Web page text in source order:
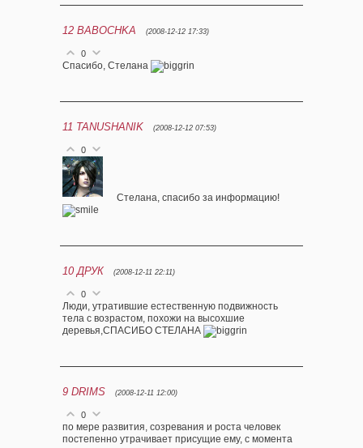
12 BABOCHKA (2008-12-12 17:33)
0
Спасибо, Стелана
11 TANUSHANIK (2008-12-12 07:53)
0
Стелана, спасибо за информацию!
10 ДРУК (2008-12-11 22:11)
0
Люди, утратившие естественную подвижность
тела с возрастом, похожи на высохшие
деревья,СПАСИБО СТЕЛАНА
9 DRIMS (2008-12-11 12:00)
0
по мере развития, созревания и роста человек
постепенно утрачивает присущие ему, с момента